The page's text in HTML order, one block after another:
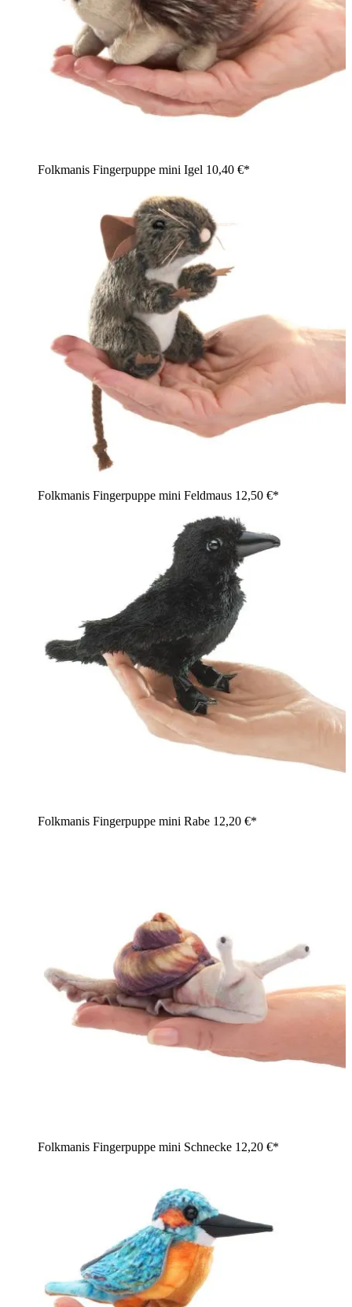
Folkmanis Fingerpuppe mini Igel 10,40 €*
Folkmanis Fingerpuppe mini Feldmaus 12,50 €*
Folkmanis Fingerpuppe mini Rabe 12,20 €*
Folkmanis Fingerpuppe mini Schnecke 12,20 €*